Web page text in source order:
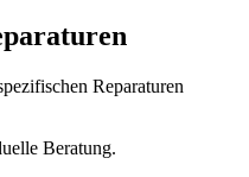
Reparaturen
Beratung.